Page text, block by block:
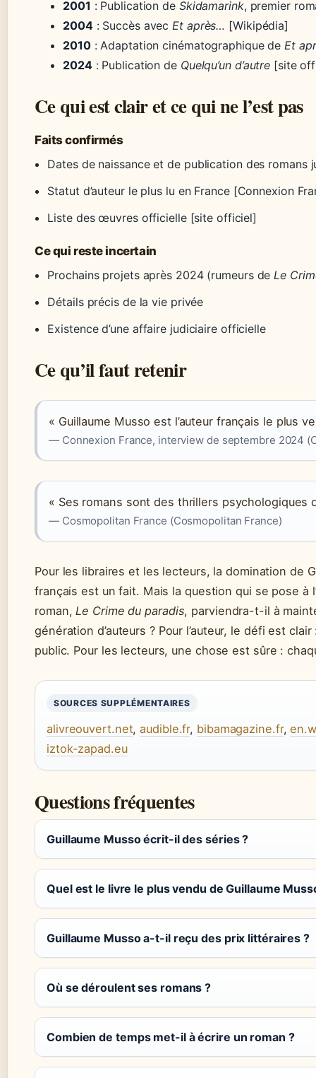
2001 : Publication de Skidamarink, premier
2004: Succès avec Et après… [Wikipédia]
2010: Adaptation cinématographique de Et
2024: Publication de Quelqu’un d’autre [site
Ce qui est clair et ce qui ne l’est pas
Faits confirmés
Dates de naissance et de publication des romans
Statut d’auteur le plus lu en France [Connexion
Liste des œuvres officielle [site officiel]
Ce qui reste incertain
Prochains projets après 2024 (rumeurs de Le
Détails précis de la vie privée
Existence d’une affaire judiciaire officielle
Ce qu’il faut retenir
« Guillaume Musso est l’auteur français le plus
— Connexion France, interview de septembre 2024
« Ses romans sont des thrillers psychologiques
— Cosmopolitan France (Cosmopolitan France)
Pour les libraires et les lecteurs, la domination de
français est un fait. Mais la question qui se pose à
roman, Le Crime du paradis, parviendra-t-il à
génération d’auteurs ? Pour l’auteur, le défi est
public. Pour les lecteurs, une chose est sûre :
SOURCES SUPPLÉMENTAIRES
alivreouvert.net,audible.fr, bibamagazine.fr,
iztok-zapad.eu
Questions fréquentes
Guillaume Musso écrit-il des séries ?
Quel est le livre le plus vendu de Guillaume
Guillaume Musso a-t-il reçu des prix littéraires ?
Où se déroulent ses romans ?
Combien de temps met-il à écrire un roman ?